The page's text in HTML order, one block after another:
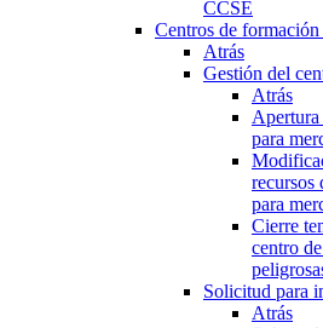
CCSE
Centros de
Atrás
Gestión del
Atrás
para
recursos
para
Cierre
centro
Solicitud para
Atrás